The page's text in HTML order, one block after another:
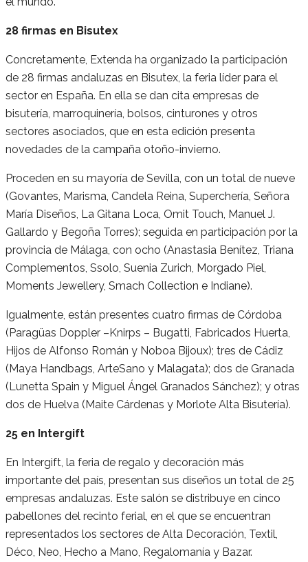
28 firmas en Bisutex
Concretamente, Extenda ha organizado la participación
de 28 firmas andaluzas en Bisutex, la feria líder para el
sector en España. En ella se dan cita empresas de
bisutería, marroquinería, bolsos, cinturones y otros
sectores asociados, que en esta edición presenta
novedades de la campaña otoño-invierno.
Proceden en su mayoría de Sevilla, con un total de nueve
(Govantes, Marisma, Candela Reina, Superchería, Señora
María Diseños, La Gitana Loca, Omit Touch, Manuel J.
Gallardo y Begoña Torres); seguida en participación por la
provincia de Málaga, con ocho (Anastasia Benítez, Triana
Complementos, Ssolo, Suenia Zurich, Morgado Piel,
Moments Jewellery, Smach Collection e Indiane).
Igualmente, están presentes cuatro firmas de Córdoba
(Paragüas Doppler –Knirps – Bugatti, Fabricados Huerta,
Hijos de Alfonso Román y Noboa Bijoux); tres de Cádiz
(Maya Handbags, ArteSano y Malagata); dos de Granada
(Lunetta Spain y Miguel Ángel Granados Sánchez); y otras
dos de Huelva (Maite Cárdenas y Morlote Alta Bisutería).
25 en Intergift
En Intergift, la feria de regalo y decoración más
importante del país, presentan sus diseños un total de 25
empresas andaluzas. Este salón se distribuye en cinco
pabellones del recinto ferial, en el que se encuentran
representados los sectores de Alta Decoración, Textil,
Déco, Neo, Hecho a Mano, Regalomanía y Bazar.